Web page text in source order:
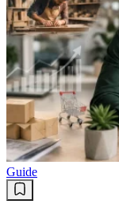
Guide